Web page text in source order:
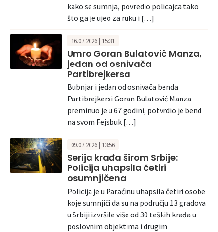
kako se sumnja, povredio policajca tako
što ga je ujeo za ruku i […]
16.07.2026 | 15:31
Umro Goran Bulatović Manza,
jedan od osnivača
Partibrejkersa
Bubnjar i jedan od osnivača benda
Partibrejkersi Goran Bulatović Manza
preminuo je u 67 godini, potvrdio je bend
na svom Fejsbuk […]
09.07.2026 | 13:56
Serija krađa širom Srbije:
Policija uhapsila četiri
osumnjičena
Policija je u Paraćinu uhapsila četiri osobe
koje sumnjiči da su na području 13 gradova
u Srbiji izvršile više od 30 teških krađa u
poslovnim objektima i drugim